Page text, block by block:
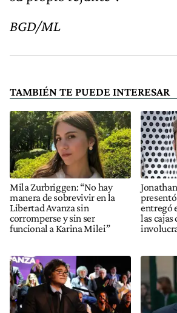
BGD/ML
TAMBIÉN TE PUEDE INTERESAR
Mila Zurbriggen: “No hay
manera de sobrevivir en la
Libertad Avanza sin
corromperse y sin ser
funcional a Karina Milei”
entregó
las cajas